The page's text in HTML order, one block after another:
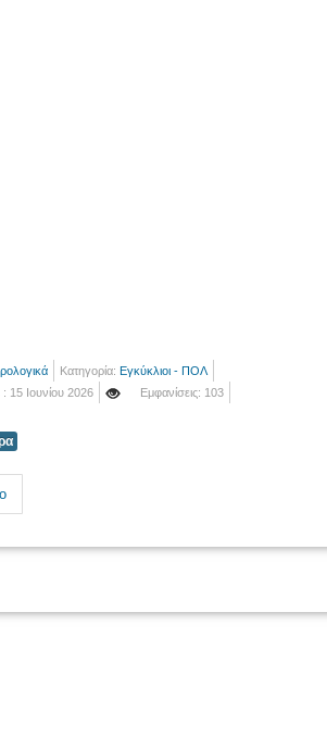
Κατηγορία: Εγκύκλιοι - ΠΟΛ
15 Ιουνίου 2026
Εμφανίσεις: 103